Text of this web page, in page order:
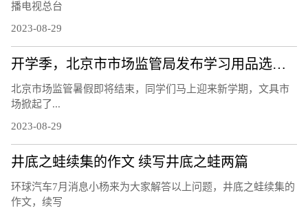
播电视总台
2023-08-29
开学季，北京市市场监管局发布学习用品选购提示
北京市场监管暑假即将结束，同学们马上迎来新学期，文具市
场掀起了...
2023-08-29
井底之蛙续集的作文 续写井底之蛙两篇
环球汽车7月消息小杨来为大家解答以上问题，井底之蛙续集的
作文，续写